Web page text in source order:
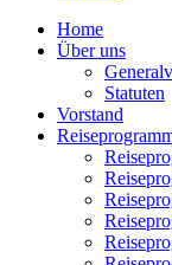
Home
Über uns
Statuten
Vorstand